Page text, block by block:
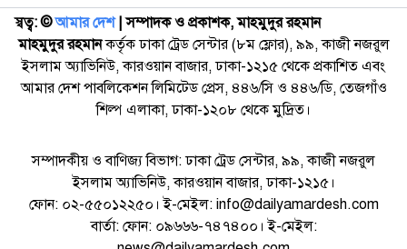
স্বত্ব: ©️আমার দেশ| সম্পাদক ও প্রকাশক, মাহমুদুর রহমান
মাহমুদুর রহমানকর্তৃক ঢাকা ট্রেড সেন্টার (৮ম ফ্লোর), ৯৯, কাজী নজরুল
ইসলাম অ্যাভিনিউ, কারওয়ান বাজার, ঢাকা-১২১৫ থেকে প্রকাশিত এবং
আমার দেশ পাবলিকেশন লিমিটেড প্রেস, ৪৪৬/সি ও ৪৪৬/ডি, তেজগাঁও
শিল্প এলাকা, ঢাকা-১২০৮ থেকে মুদ্রিত।
সম্পাদকীয় ও বাণিজ্য বিভাগ: ঢাকা ট্রেড সেন্টার, ৯৯, কাজী নজরুল
ইসলাম অ্যাভিনিউ, কারওয়ান বাজার, ঢাকা-১২১৫।
ফোন: ০২-৫৫০১২২৫০। ই-মেইল: info@dailyamardesh.com
বার্তা: ফোন: ০৯৬৬৬-৭৪৭৪০০। ই-মেইল: